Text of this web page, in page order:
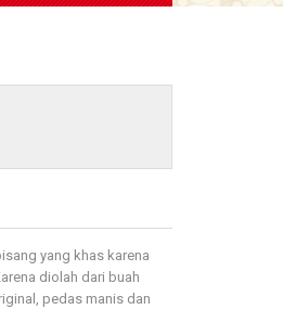
yang khas karena
diolah dari buah
pedas manis dan